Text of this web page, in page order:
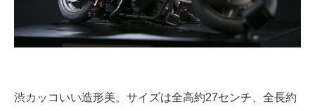
企業向けIT製品の総合サイト
IT製品の技術・比較・事例
モノづくり技術者専門サイト
渋カッコいい造形美。サイズは全高約27センチ、全長約